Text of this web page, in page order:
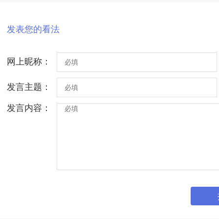
发表您的看法
网上昵称：
发言主题：
发言内容：